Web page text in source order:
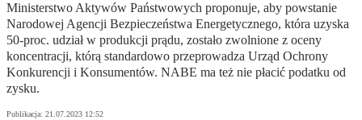
Ministerstwo Aktywów Państwowych proponuje, aby powstanie
Narodowej Agencji Bezpieczeństwa Energetycznego, która uzyska
50-proc. udział w produkcji prądu, zostało zwolnione z oceny
koncentracji, którą standardowo przeprowadza Urząd Ochrony
Konkurencji i Konsumentów. NABE ma też nie płacić podatku od
zysku.
Publikacja: 21.07.2023 12:52